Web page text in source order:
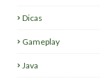
Dicas
Gameplay
Java